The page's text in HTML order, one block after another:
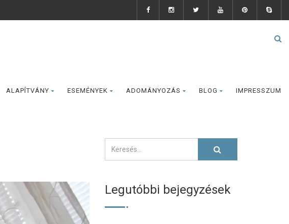
ALAPÍTVÁNY ESEMÉNYEK ADOMÁNYOZÁS BLOG IMPRESSZUM
Legutóbbi bejegyzések